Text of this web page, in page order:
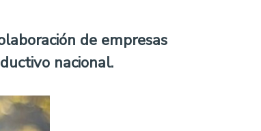
de empresas
nacional.